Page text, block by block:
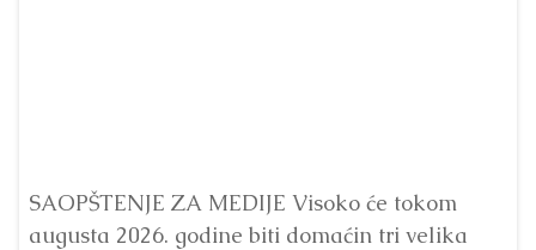
SAOPŠTENJE ZA MEDIJE Visoko će tokom
augusta 2026. godine biti domaćin tri velika